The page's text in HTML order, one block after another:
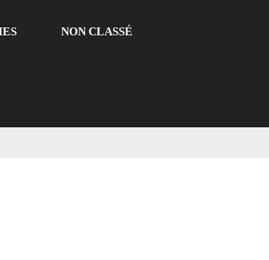
NON CLASSÉ